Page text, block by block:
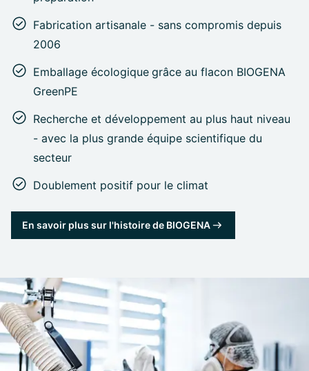
Fabrication artisanale - sans compromis depuis
2006
Emballage écologique grâce au flacon BIOGENA
GreenPE
Recherche et développement au plus haut niveau
- avec la plus grande équipe scientifique du
secteur
Doublement positif pour le climat
En savoir plus sur l'histoire de BIOGENA